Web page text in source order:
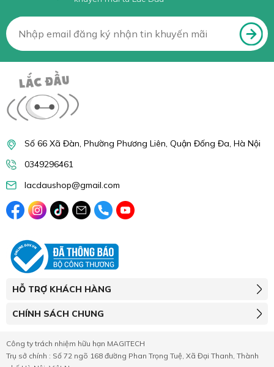
Số 66 Xã Đàn, Phường Phương Liên, Quận Đống Đa, Hà Nội
0349296461
lacdaushop@gmail.com
HỖ TRỢ KHÁCH HÀNG
CHÍNH SÁCH CHUNG
Công ty trách nhiệm hữu hạn MAGITECH
Trụ sở chính : Số 72 ngõ 168 đường Phan Trọng Tuệ, Xã Đại Thanh, Thành